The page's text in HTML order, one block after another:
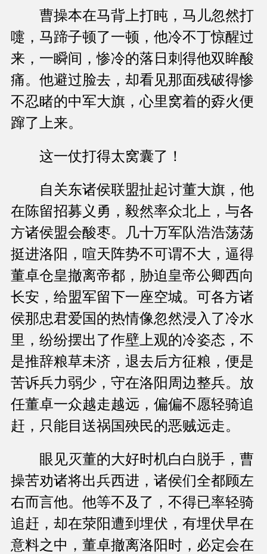
曹操本在马背上打盹，马儿忽然打
嚏，马蹄子顿了一顿，他冷不丁惊醒过
来，一瞬间，惨冷的落日刺得他双眸酸
痛。他避过脸去，却看见那面残破得惨
不忍睹的中军大旗，心里窝着的孬火便
蹿了上来。
这一仗打得太窝囊了！
自关东诸侯联盟扯起讨董大旗，他
在陈留招募义勇，毅然率众北上，与各
方诸侯盟会酸枣。几十万军队浩浩荡荡
挺进洛阳，喧天阵势不可谓不大，逼得
董卓仓皇撤离帝都，胁迫皇帝公卿西向
长安，给盟军留下一座空城。可各方诸
侯那忠君爱国的热情像忽然浸入了冷水
里，纷纷摆出了作壁上观的冷姿态，不
是推辞粮草未济，退去后方征粮，便是
苦诉兵力弱少，守在洛阳周边整兵。放
任董卓一众越走越远，偏偏不愿轻骑追
赶，只能目送祸国殃民的恶贼远走。
眼见灭董的大好时机白白脱手，曹
操苦劝诸将出兵西进，诸侯们全都顾左
右而言他。他等不及了，不得已率轻骑
追赶，却在荥阳遭到埋伏，有埋伏早在
意料之中，董卓撤离洛阳时，必定会在